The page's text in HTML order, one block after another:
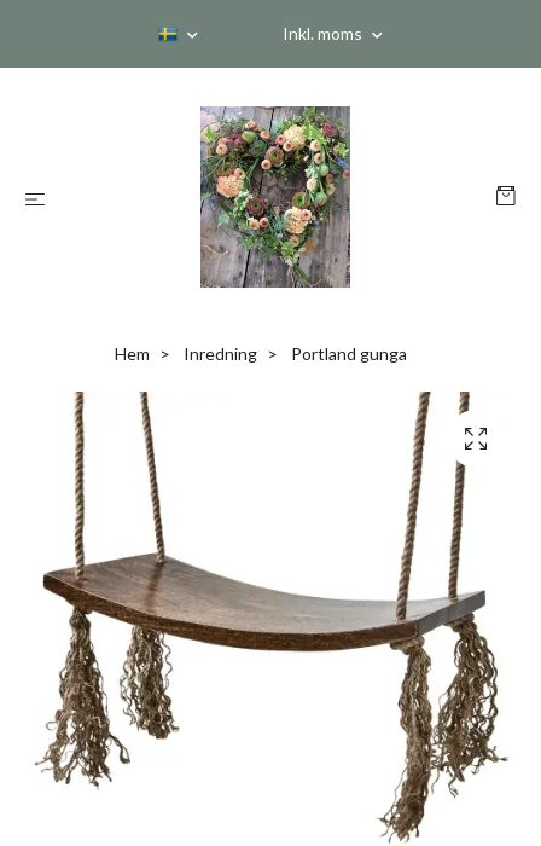
Inkl. moms
Hem Inredning Portland gunga